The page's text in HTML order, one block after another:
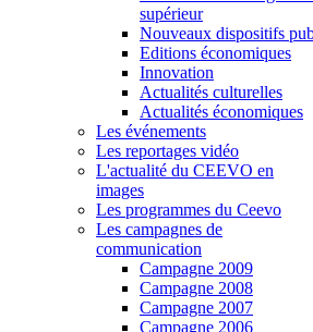
supérieur
Nouveaux dispositifs
Editions économiques
Innovation
Actualités culturelles
Actualités économiques
Les événements
Les reportages vidéo
L'actualité du CEEVO en
images
Les programmes du Ceevo
Les campagnes de
communication
Campagne 2009
Campagne 2008
Campagne 2007
Campagne 2006